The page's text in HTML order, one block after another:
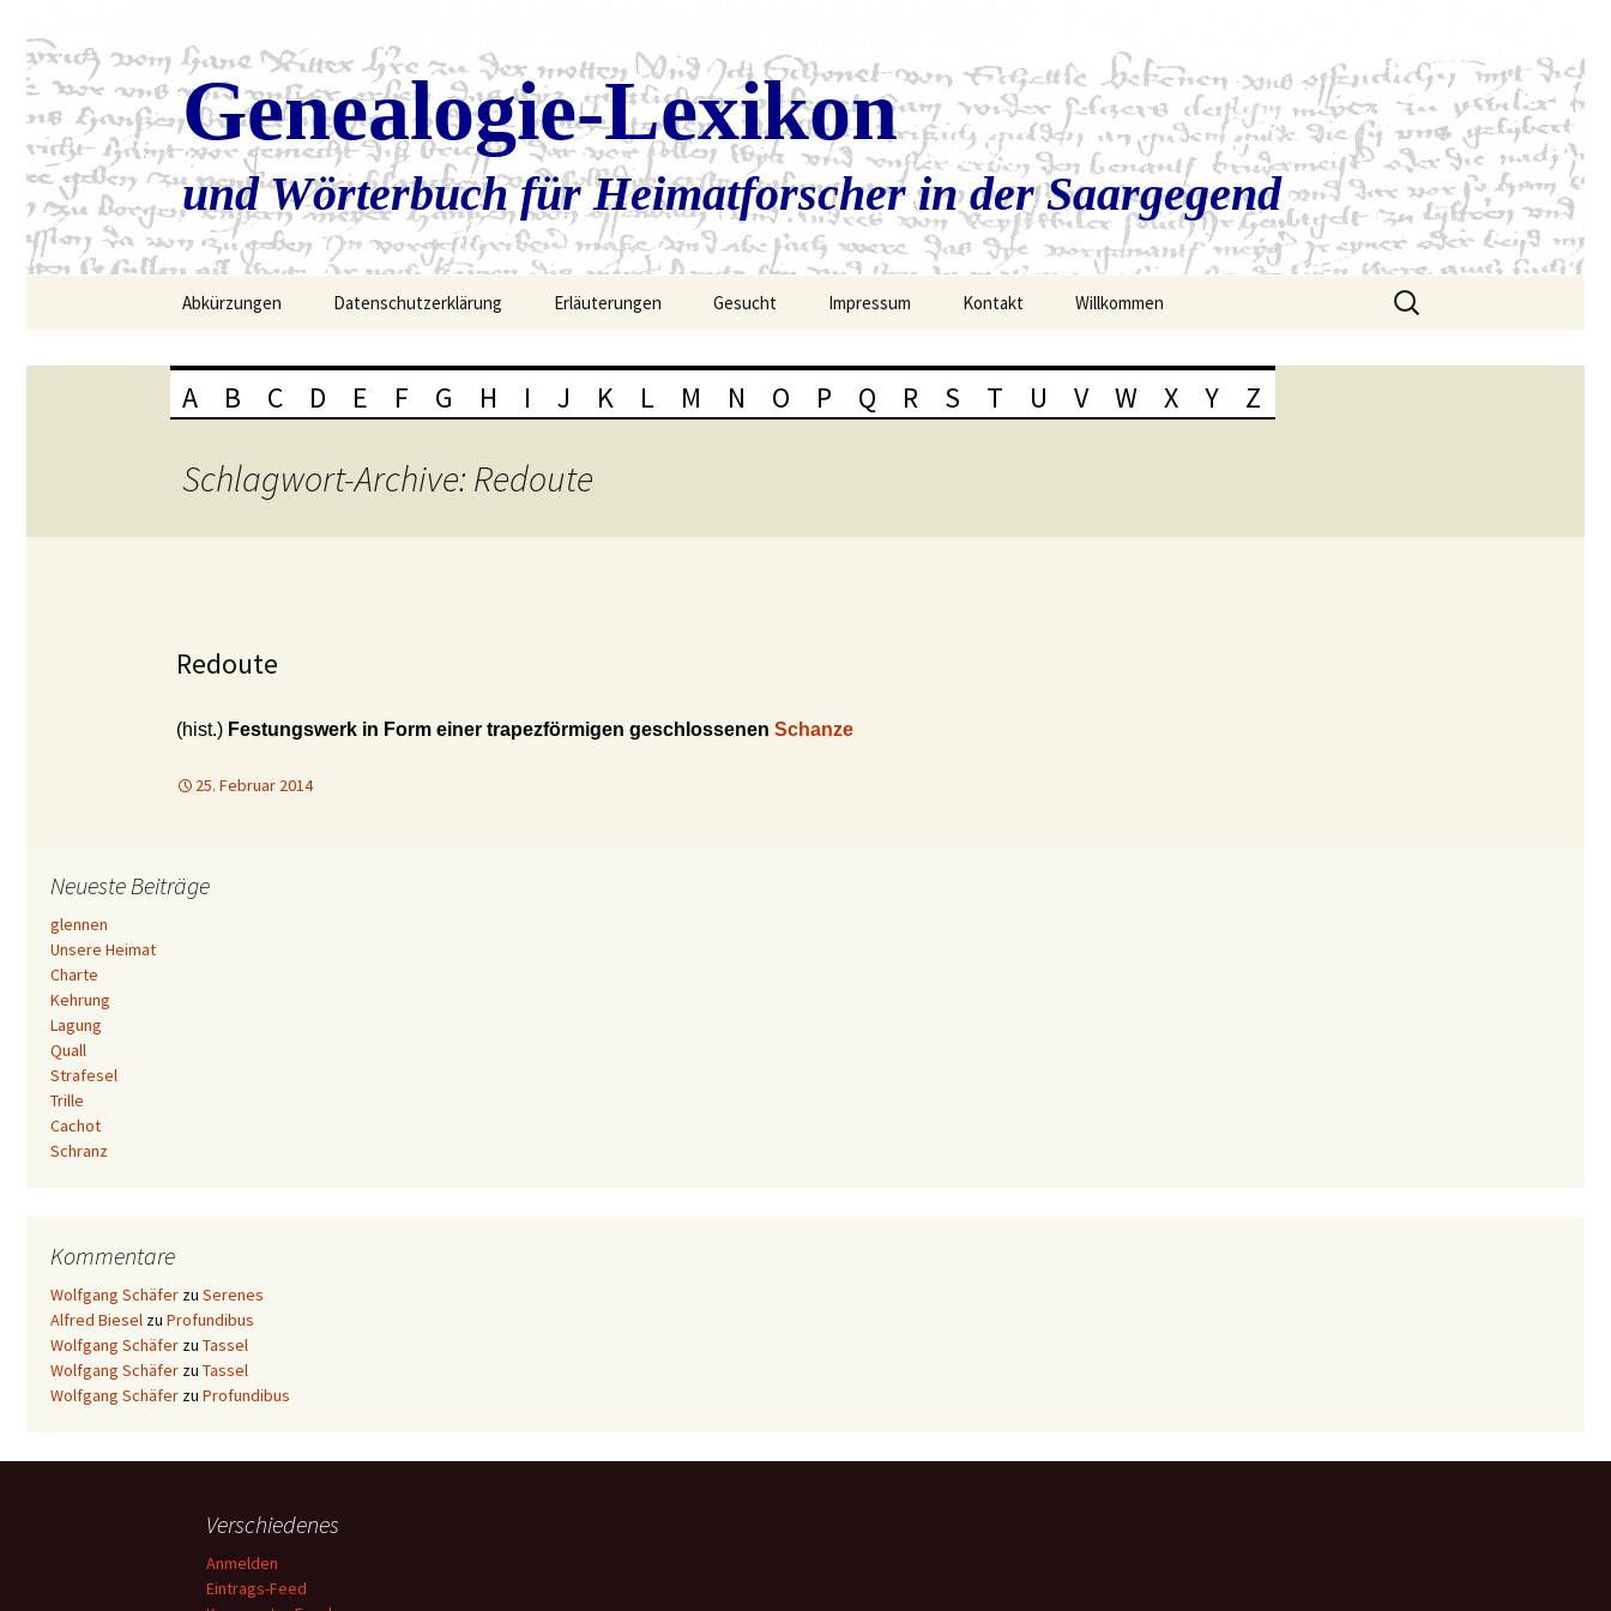
Genealogie-Lexikon
und Wörterbuch für Heimatforscher in der Saargegend
Abkürzungen Datenschutzerklärung Erläuterungen Gesucht Impressum Kontakt Willkommen
Suchen
nach:
A B C D E F G H I J K L M N O P Q R S T U V W X Y Z
Schlagwort-Archive: Redoute
Redoute
(hist.) Festungswerk in Form einer trapezförmigen geschlossenen Schanze
25. Februar 2014
Neueste Beiträge
glennen
Unsere Heimat
Charte
Kehrung
Lagung
Quall
Strafesel
Trille
Cachot
Schranz
Kommentare
Wolfgang Schäfer zu Serenes
Alfred Biesel zu Profundibus
Wolfgang Schäfer zu Tassel
Wolfgang Schäfer zu Tassel
Wolfgang Schäfer zu Profundibus
Verschiedenes
Anmelden
Eintrags-Feed